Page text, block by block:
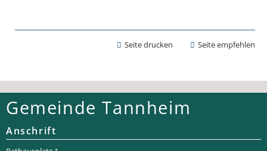
Seite drucken Seite empfehlen
Gemeinde Tannheim
Anschrift